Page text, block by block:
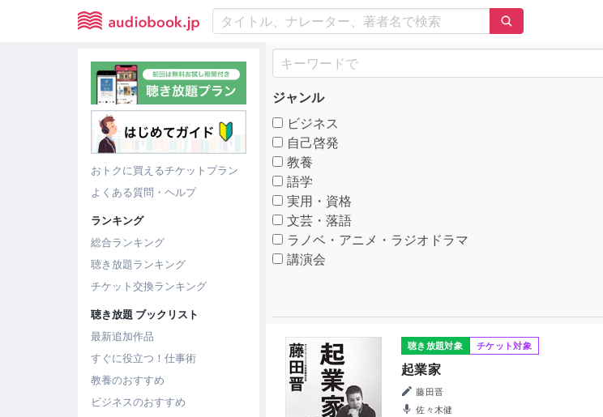
おトクに買えるチケットプラン
よくある質問・ヘルプ
ランキング
総合ランキング
聴き放題ランキング
チケット交換ランキング
聴き放題 ブックリスト
最新追加作品
すぐに役立つ！仕事術
教養のおすすめ
ビジネスのおすすめ
ジャンル
ビジネス
自己啓発
教養
語学
実用・資格
文芸・落語
ラノベ・アニメ・ラジオドラマ
講演会
聴き放題対象 チケット対象
起業家
藤田晋
佐々木健